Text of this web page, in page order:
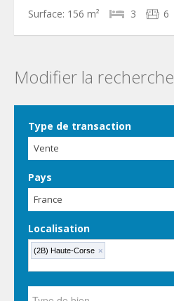
Surface: 156 m² 3 6
Modifier la recherche
Type de transaction
Vente
Pays
France
Localisation
(2B) Haute-Corse ×